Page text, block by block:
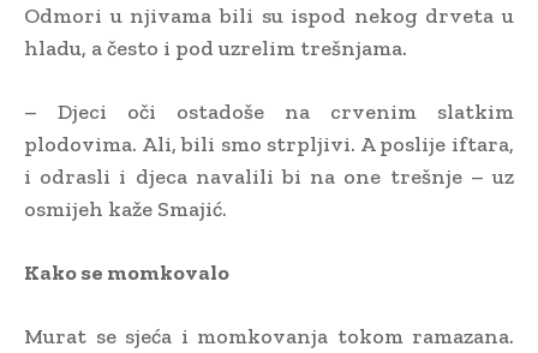
Odmori u njivama bili su ispod nekog drveta u
hladu, a često i pod uzrelim trešnjama.
– Djeci oči ostadoše na crvenim slatkim
plodovima. Ali, bili smo strpljivi. A poslije iftara,
i odrasli i djeca navalili bi na one trešnje – uz
osmijeh kaže Smajić.
Kako se momkovalo
Murat se sjeća i momkovanja tokom ramazana.